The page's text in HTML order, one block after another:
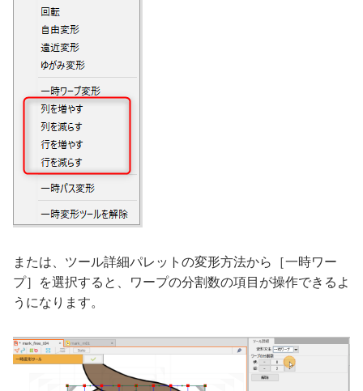
または、ツール詳細パレットの変形方法から［一時ワー
プ］を選択すると、ワープの分割数の項目が操作できるよ
うになります。